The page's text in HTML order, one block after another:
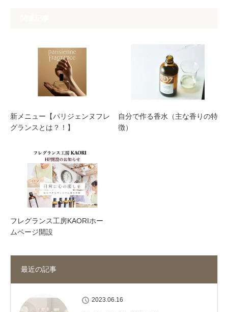
新メニュー【パリジェンヌフレ
グランスとは？！】
自分で作る香水（主な香りの特
徴）
フレグランス工房KAORIホー
ムページ開設
最近の記事
2023.06.16